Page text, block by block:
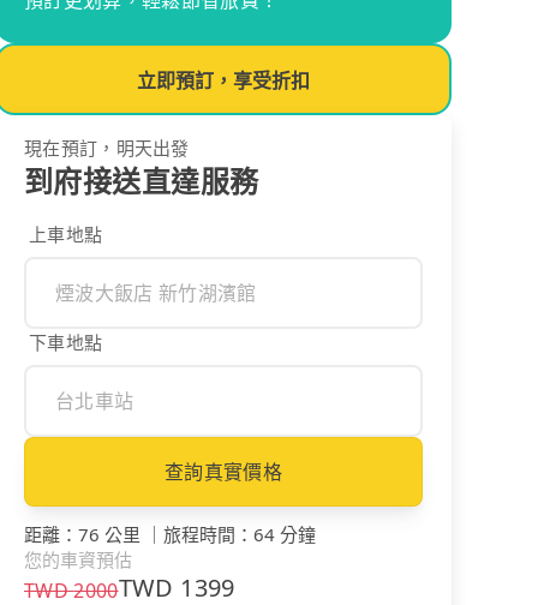
立即預訂，享受折扣
現在預訂，明天出發
到府接送直達服務
上車地點
下車地點
查詢真實價格
距離 ： 76 公里 ｜ 旅程時間 ： 64 分鐘
您的車資預估
TWD2000TWD 1399